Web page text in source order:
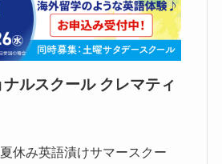
ルスクール クレマティ
休み英語漬けサマースクー